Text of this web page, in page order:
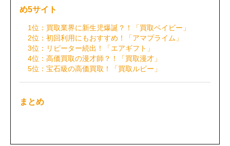
め5サイト
1位：買取業界に新生児爆誕？！「買取ベイビー」
2位：初回利用にもおすすめ！「アマプライム」
3位：リピーター続出！「エアギフト」
4位：高価買取の漫才師？！「買取漫才」
5位：宝石級の高価買取！「買取ルビー」
まとめ